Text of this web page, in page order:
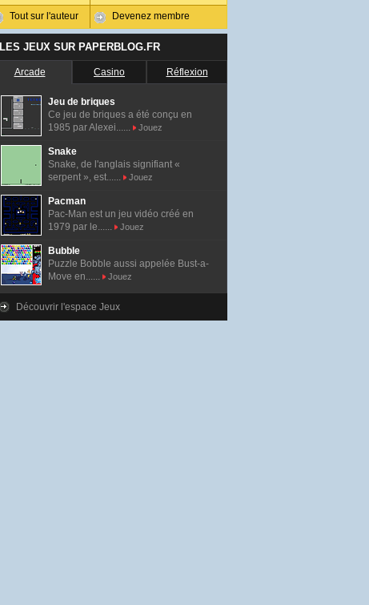
Tout sur l'auteur Devenez membre
LES JEUX SUR PAPERBLOG.FR
Arcade Casino Réflexion
Jeu de briques
Ce jeu de briques a été conçu en
1985 par Alexei......
Jouez
Snake
Snake, de l'anglais signifiant «
serpent », est......
Jouez
Pacman
Pac-Man est un jeu vidéo créé en
1979 par le......
Jouez
Bubble
Puzzle Bobble aussi appelée Bust-a-
Move en......
Jouez
Découvrir l'espace Jeux